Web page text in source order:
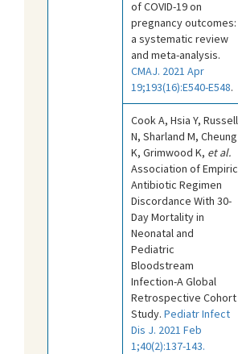
of COVID-19 on
pregnancy outcomes:
a systematic review
and meta-analysis.
CMAJ. 2021 Apr
19;193(16):E540-E548.
Cook A, Hsia Y, Russell
N, Sharland M, Cheung
K, Grimwood K, et al.
Association of Empiric
Antibiotic Regimen
Discordance With 30-
Day Mortality in
Neonatal and
Pediatric
Bloodstream
Infection-A Global
Retrospective Cohort
Study. Pediatr Infect
Dis J. 2021 Feb
1;40(2):137-143.